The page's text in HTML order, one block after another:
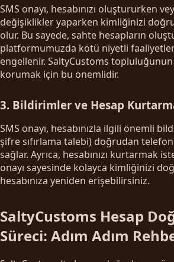
SMS onayı, hesabınızı oluştururken
değişiklikler yaparken kimliğinizi
olur. Bu sayede, sahte hesapların
platformumuzda kötü niyetli
engellenir. SaltyCustoms
korumak için bu önemlidir.
3. Bildirimler ve Hesap
SMS onayı, hesabınızla ilgili önemli
şifre sıfırlama talebi) doğrudan
sağlar. Ayrıca, hesabınızı kurtarmak
onayı sayesinde kolayca kimliğinizi
hesabınıza yeniden erişebilirsiniz.
SaltyCustoms Hesap
Süreci: Adım Adım